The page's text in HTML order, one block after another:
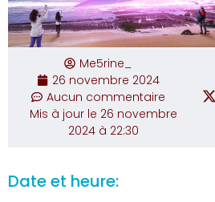
Me5rine_
26 novembre 2024
Aucun commentaire
Mis à jour le 26 novembre
2024 à 22:30
Date et heure: